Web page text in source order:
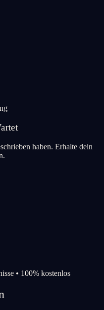
haben. Erhalte dein
• 100% kostenlos